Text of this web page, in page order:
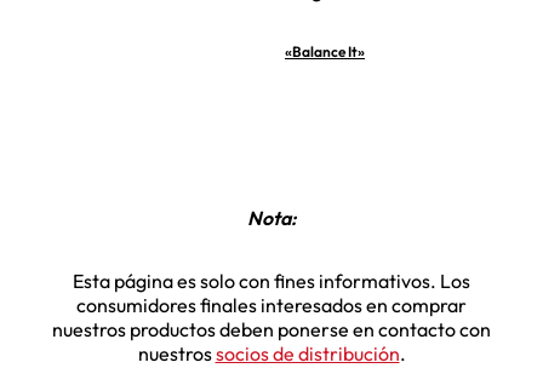
«Balance It»
Nota:
Esta página es solo con fines informativos. Los
consumidores finales interesados en comprar
nuestros productos deben ponerse en contacto con
nuestrossocios de distribución.